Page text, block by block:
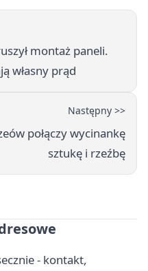
montaż paneli.
własny prąd
Następny >>
połączy wycinankę
sztukę i rzeźbę
- kontakt,